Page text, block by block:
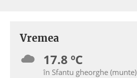
Vremea
17.8 ºC
în Sfantu gheorghe (munte)